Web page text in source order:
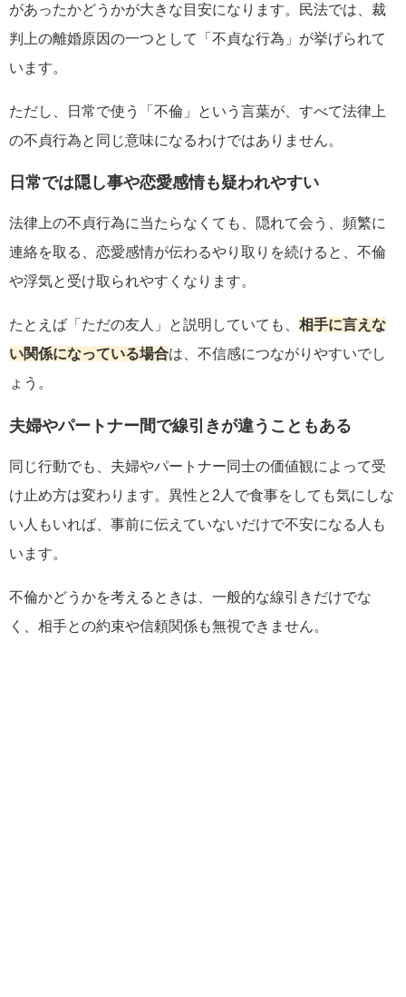
があったかどうかが大きな目安になります。民法では、裁
判上の離婚原因の一つとして「不貞な行為」が挙げられて
います。
ただし、日常で使う「不倫」という言葉が、すべて法律上
の不貞行為と同じ意味になるわけではありません。
日常では隠し事や恋愛感情も疑われやすい
法律上の不貞行為に当たらなくても、隠れて会う、頻繁に
連絡を取る、恋愛感情が伝わるやり取りを続けると、不倫
や浮気と受け取られやすくなります。
たとえば「ただの友人」と説明していても、 相手に言えな
い関係になっている場合は、不信感につながりやすいでし
ょう。
夫婦やパートナー間で線引きが違うこともある
同じ行動でも、夫婦やパートナー同士の価値観によって受
け止め方は変わります。異性と2人で食事をしても気にしな
い人もいれば、事前に伝えていないだけで不安になる人も
います。
不倫かどうかを考えるときは、一般的な線引きだけでな
く、相手との約束や信頼関係も無視できません。